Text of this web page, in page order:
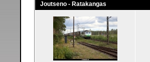
Joutseno - Ratakangas